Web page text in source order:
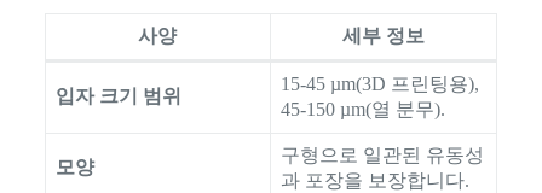
사양 세부 정보
입자 크기 범위
15-45 µm(3D 프린팅용),
45-150 µm(열 분무).
모양
구형으로 일관된 유동성
과 포장을 보장합니다.